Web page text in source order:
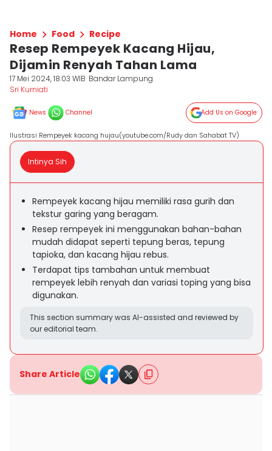
Home Food Recipe
Resep Rempeyek Kacang Hijau,
Dijamin Renyah Tahan Lama
17 Mei 2024, 18:03 WIB Bandar Lampung
Sri Kurniati
News Channel Add Us on Google
Ilustrasi Rempeyek kacang hujau(youtube.com/Rudy dan Sahabat TV)
Intinya Sih
Rempeyek kacang hijau memiliki rasa gurih dan
tekstur garing yang beragam.
Resep rempeyek ini menggunakan bahan-bahan
mudah didapat seperti tepung beras, tepung
tapioka, dan kacang hijau rebus.
Terdapat tips tambahan untuk membuat
rempeyek lebih renyah dan variasi toping yang bisa
digunakan.
This section summary was AI-assisted and reviewed by
our editorial team.
Share Article